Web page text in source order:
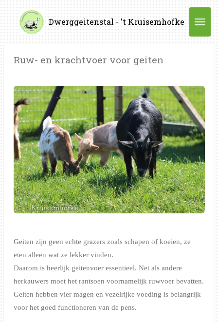
Ga
direct
naar
hoofdinhoud
Dwerggeitenstal - 't Kruisemhofke
Ruw- en krachtvoer voor geiten
Geiten zijn geen echte grazers zoals schapen of koeien, ze
eten alleen wat ze lekker vinden.
Daarom is heerlijk geitenvoer essentieel. Net als andere
herkauwers moet het rantsoen voornamelijk ruwvoer bevatten.
Geiten hebben vier magen en vezelrijke voeding is belangrijk
voor het goed functioneren van de pens.